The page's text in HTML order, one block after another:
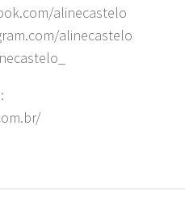
alinecastelo
alinecastelo